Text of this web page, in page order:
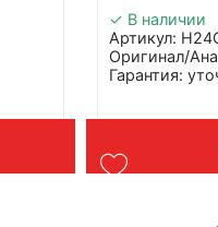
✓ В наличии
Артикул:
Оригинал/
Гарантия:
Вес: до 1 кг